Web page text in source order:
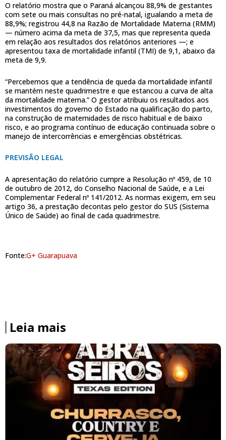
O relatório mostra que o Paraná alcançou 88,9% de gestantes
com sete ou mais consultas no pré-natal, igualando a meta de
88,9%; registrou 44,8 na Razão de Mortalidade Materna (RMM)
— número acima da meta de 37,5, mas que representa queda
em relação aos resultados dos relatórios anteriores —; e
apresentou taxa de mortalidade infantil (TMI) de 9,1, abaixo da
meta de 9,9.
“Percebemos que a tendência de queda da mortalidade infantil
se mantém neste quadrimestre e que estancou a curva de alta
da mortalidade materna.” O gestor atribuiu os resultados aos
investimentos do governo do Estado na qualificação do parto,
na construção de maternidades de risco habitual e de baixo
risco, e ao programa contínuo de educação continuada sobre o
manejo de intercorrências e emergências obstétricas.
PREVISÃO LEGAL
A apresentação do relatório cumpre a Resolução nº 459, de 10
de outubro de 2012, do Conselho Nacional de Saúde, e a Lei
Complementar Federal nº 141/2012. As normas exigem, em seu
artigo 36, a prestação decontas pelo gestor do SUS (Sistema
Único de Saúde) ao final de cada quadrimestre.
Fonte:G+ Guarapuava
Leia mais